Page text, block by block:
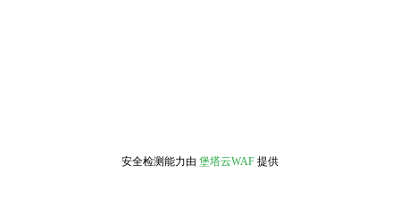
安全检测能力由 堡塔云WAF 提供